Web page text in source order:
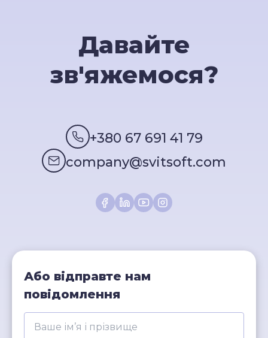
Давайте
зв'яжемося?
+380 67 691 41 79
company@svitsoft.com
Або відправте нам
повідомлення